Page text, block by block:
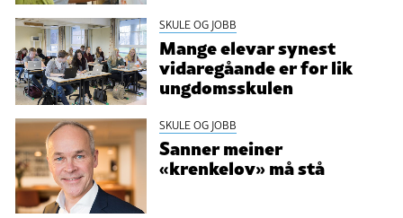
SKULE OG JOBB
Mange elevar synest
vidaregåande er for lik
ungdomsskulen
SKULE OG JOBB
Sanner meiner
«krenkelov» må stå